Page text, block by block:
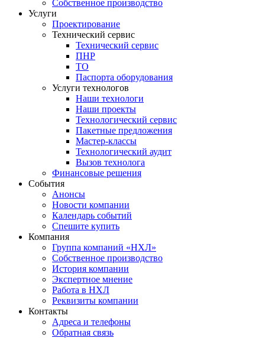
Собственное производство
Услуги
Проектирование
Технический сервис
Технический сервис
ПНР
ТО
Паспорта оборудования
Услуги технологов
Наши технологи
Наши проекты
Технологический сервис
Пакетные предложения
Мастер-классы
Технологический аудит
Вызов технолога
Финансовые решения
События
Анонсы
Новости компании
Календарь событий
Спешите купить
Компания
Группа компаний «НХЛ»
Собственное производство
История компании
Экспертное мнение
Работа в НХЛ
Реквизиты компании
Контакты
Адреса и телефоны
Обратная связь